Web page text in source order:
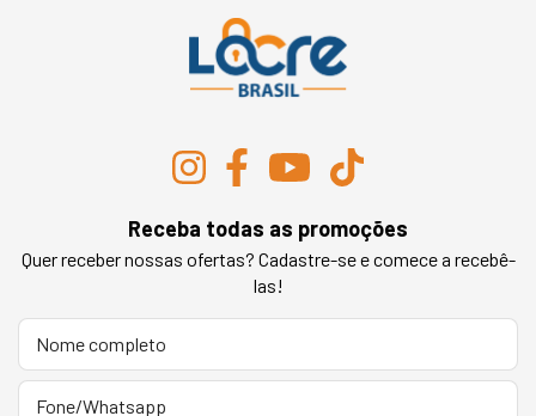
Receba todas as promoções
Quer receber nossas ofertas? Cadastre-se e comece a recebê-
las!